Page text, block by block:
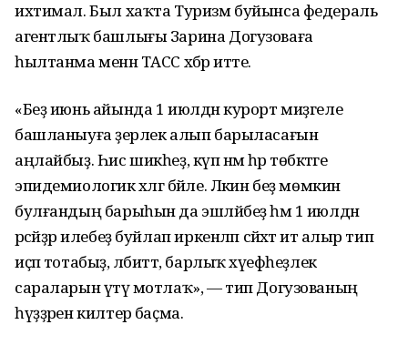
ихтимал. Был хаҡта Туризм буйынса федераль
агентлыҡ башлығы Зарина Догузоваға
һылтанма менән ТАСС хәбәр итте.
«Беҙ июнь айында 1 июлдән курорт миҙгеле
башланыуға әҙерлек алып барыласағын
аңлайбыҙ. Һис шикһеҙ, күп нәмә һәр төбәктәге
эпидемиологик хәлгә бәйле. Ләкин беҙ мөмкин
булғандың барыһын да эшләйбеҙ һәм 1 июлдән
рәсәйҙәр илебеҙ буйлап иркенләп сәйәхәт итә алыр тип
иҫәп тотабыҙ, әлбиттә, барлыҡ хәүефһеҙлек
сараларын үтәү мотлаҡ», — тип Догузованың
һүҙҙәрен килтерә баҫма.